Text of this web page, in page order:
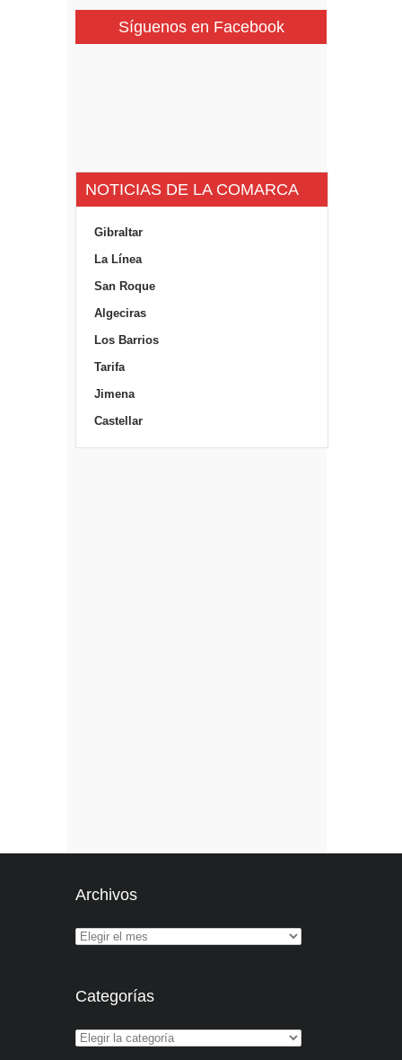
Síguenos en Facebook
NOTICIAS DE LA COMARCA
Gibraltar
La Línea
San Roque
Algeciras
Los Barrios
Tarifa
Jimena
Castellar
Archivos
Categorías